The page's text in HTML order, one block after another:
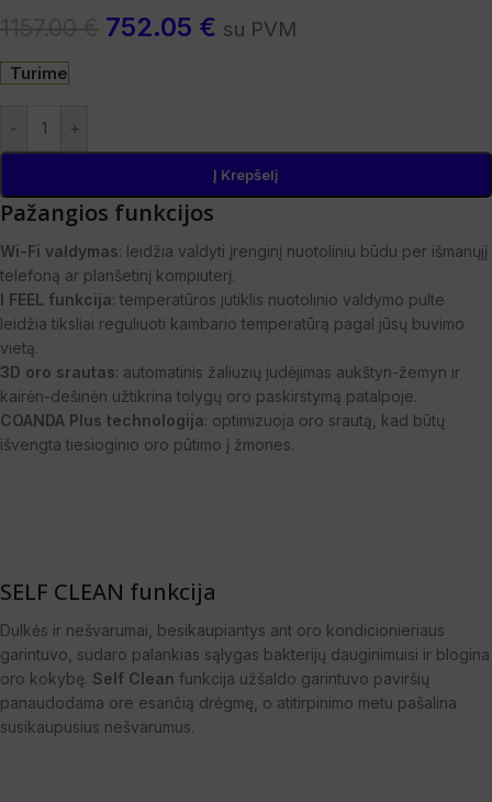
752.05 € su PVM
Turime
- +
Į Krepšelį
Pažangios funkcijos
Wi-Fi valdymas: leidžia valdyti įrenginį nuotoliniu būdu per išmanųjį
telefoną ar planšetinį kompiuterį.
I FEEL funkcija: temperatūros jutiklis nuotolinio valdymo pulte
leidžia tiksliai reguliuoti kambario temperatūrą pagal jūsų buvimo
vietą.
3D oro srautas: automatinis žaliuzių judėjimas aukštyn-žemyn ir
kairėn-dešinėn užtikrina tolygų oro paskirstymą patalpoje.
COANDA Plus technologija: optimizuoja oro srautą, kad būtų
išvengta tiesioginio oro pūtimo į žmones.
SELF CLEAN funkcija
Dulkės ir nešvarumai, besikaupiantys ant oro kondicionieriaus
garintuvo, sudaro palankias sąlygas bakterijų dauginimuisi ir blogina
oro kokybę. Self Clean funkcija užšaldo garintuvo paviršių
panaudodama ore esančią drėgmę, o atitirpinimo metu pašalina
susikaupusius nešvarumus.